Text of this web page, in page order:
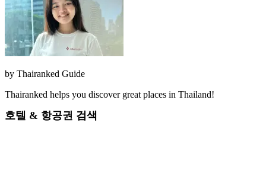
by Thairanked Guide
Thairanked helps you discover great places in Thailand!
호텔 & 항공권 검색